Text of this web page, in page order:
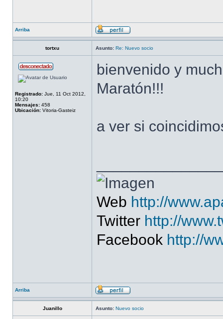
Arriba
tortxu Asunto: Re: Nuevo socio
Registrado: Jue, 11 Oct 2012,
10:20
Mensajes: 458
Ubicación: Vitoria-Gasteiz
bienvenido y
Maratón!!!
a ver si
Web http://
Twitter http://
Facebook http://
Arriba
Juanillo Asunto: Nuevo socio